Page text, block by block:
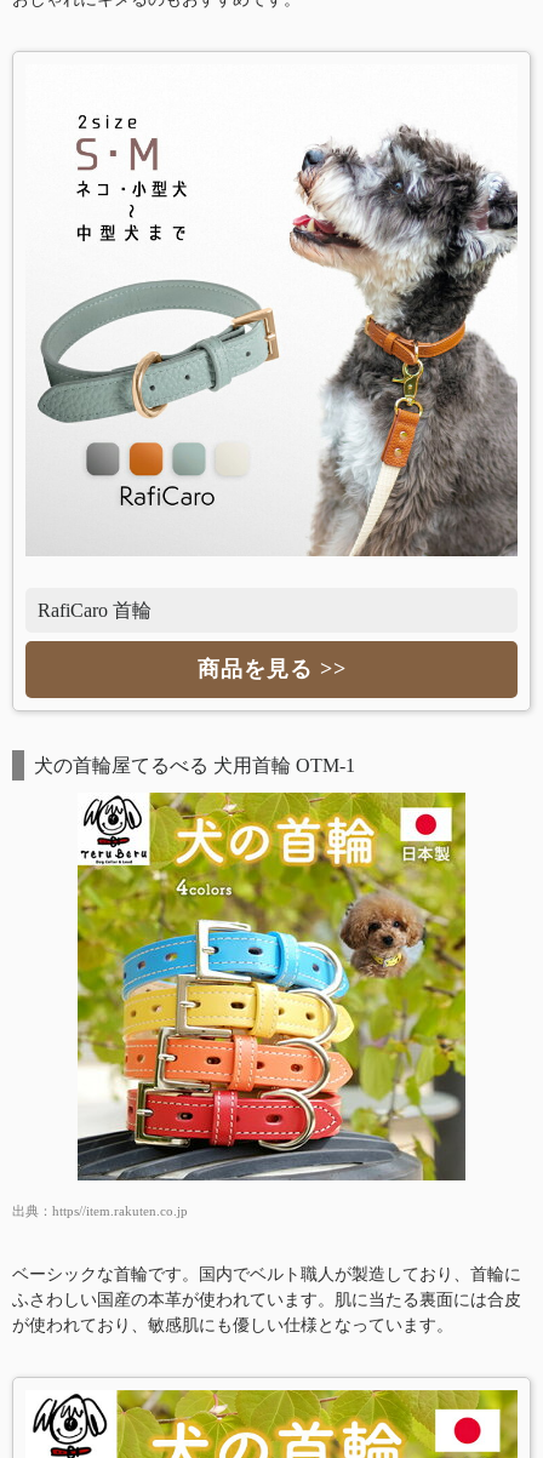
RafiCaro 首輪
商品を見る >>
犬の首輪屋てるべる 犬用首輪 OTM-1
出典： https//item.rakuten.co.jp
ベーシックな首輪です。国内でベルト職人が製造しており、首輪に
ふさわしい国産の本革が使われています。肌に当たる裏面には合皮
が使われており、敏感肌にも優しい仕様となっています。